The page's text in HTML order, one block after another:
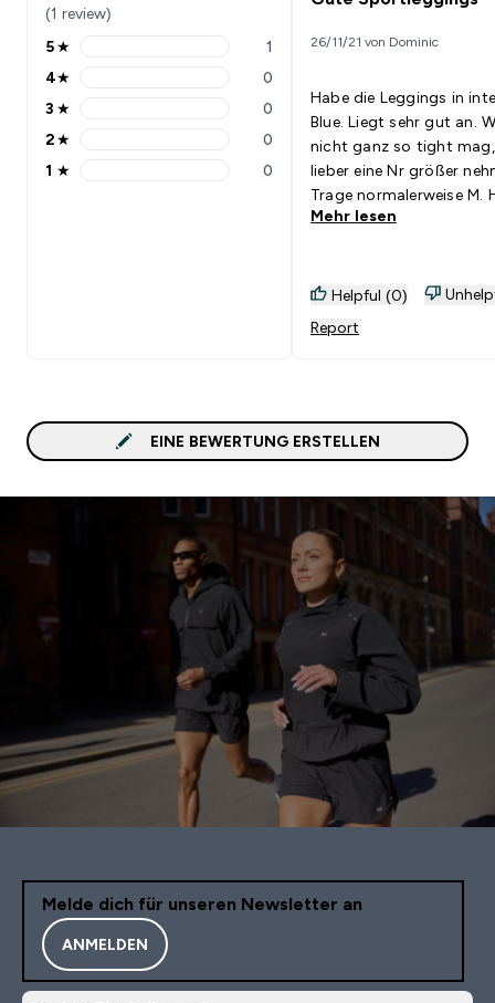
(1 review)
5 stars rating 1 reviews
5★ 1
4 stars rating 0 reviews
4★ 0
3 stars rating 0 reviews
3 ★ 0
2 stars rating 0 reviews
2★ 0
1 stars rating 0 reviews
1 ★ 0
26/11/21 von Dominic
Habe die Leggings in
Blue. Liegt sehr gut an.
nicht ganz so tight mag,
lieber eine Nr größer
Trage normalerweise M.
ist der bund,bei M,
überrascht. Kann die
Mehr lesen
Helpful (0)
Report
EINE BEWERTUNG ERSTELLEN
Melde dich für unseren Newsletter an
ANMELDEN